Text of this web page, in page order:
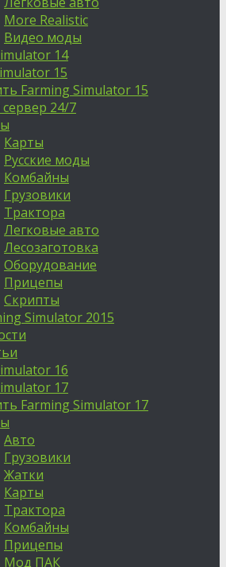
More Realistic
Видео моды
14
15
Farming Simulator 15
24/7
Карты
Русские моды
Комбайны
Грузовики
Трактора
Легковые авто
Лесозаготовка
Оборудование
Прицепы
Скрипты
Simulator 2015
16
17
Farming Simulator 17
Авто
Грузовики
Жатки
Карты
Трактора
Комбайны
Прицепы
Мод ПАК